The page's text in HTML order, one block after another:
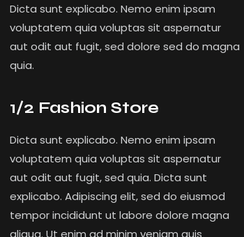
Dicta sunt explicabo. Nemo enim ipsam
voluptatem quia voluptas sit aspernatur
aut odit aut fugit, sed dolore sed do magna
quia.
1/2 Fashion Store
Dicta sunt explicabo. Nemo enim ipsam
voluptatem quia voluptas sit aspernatur
aut odit aut fugit, sed quia. Dicta sunt
explicabo. Adipiscing elit, sed do eiusmod
tempor incididunt ut labore dolore magna